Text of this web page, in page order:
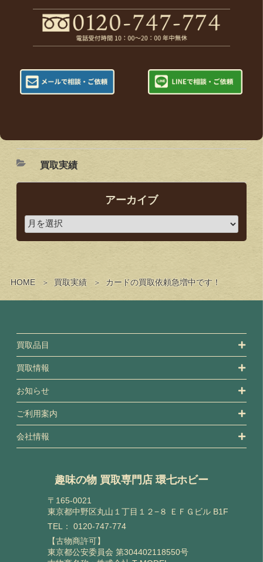
HOME 買取実績 カードの買取依頼急増中です！
買取実績
アーカイブ
買取品目
買取情報
お知らせ
ご利用案内
会社情報
趣味の物 買取専門店 環七ホビー
〒165-0021
東京都中野区丸山１丁目１２−８ ＥＦＧビル B1F
TEL： 0120-747-774
【古物商許可】
東京都公安委員会 第304402118550号